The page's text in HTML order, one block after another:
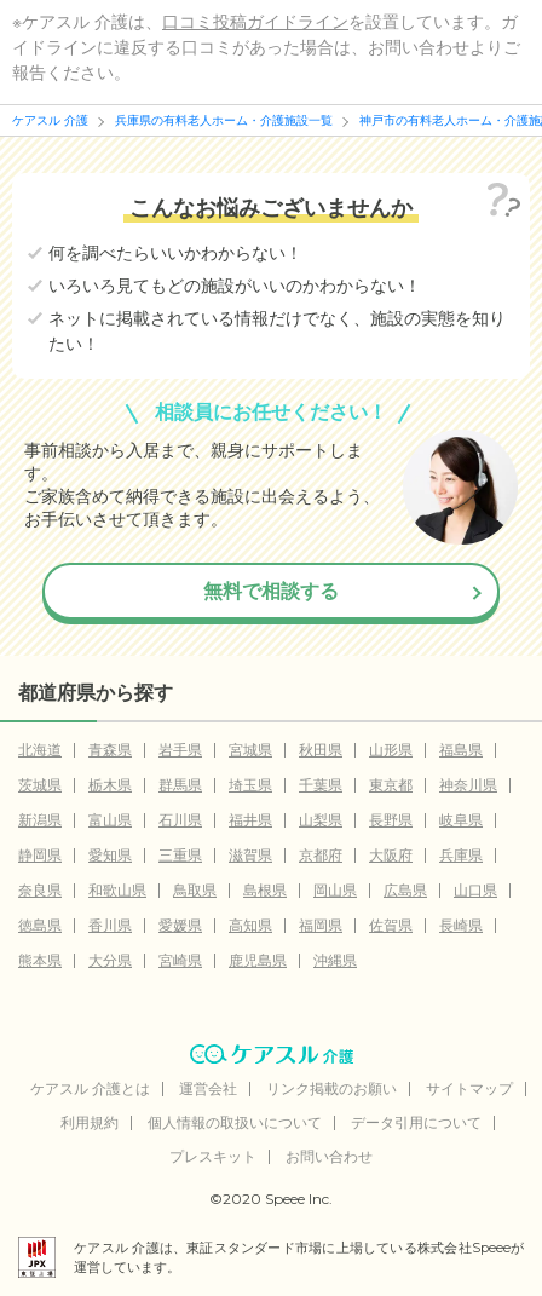
※ケアスル 介護は、 口コミ投稿ガイドラインを設置しています。ガ
イドラインに違反する口コミがあった場合は、お問い合わせよりご
報告ください。
ケアスル 介護 兵庫県の有料老人ホーム・介護施設一覧 神戸市の有料老人ホーム・介護
こんなお悩みございませんか
何を調べたらいいかわからない！
いろいろ見てもどの施設がいいのかわからない！
ネットに掲載されている情報だけでなく、施設の実態を知り
たい！
相談員にお任せください！
事前相談から入居まで、親身にサポートしま
す。
ご家族含めて納得できる施設に出会えるよう、
お手伝いさせて頂きます。
無料で相談する
都道府県から探す
北海道 青森県 岩手県 宮城県 秋田県 山形県
福島県
茨城県
栃木県 群馬県 埼玉県 千葉県 東京都
神奈川県
新潟県
富山県 石川県 福井県 山梨県 長野県
岐阜県
静岡県
愛知県 三重県 滋賀県 京都府 大阪府
兵庫県
奈良県
和歌山県 鳥取県 島根県 岡山県 広島県
山口県
徳島県
香川県 愛媛県 高知県 福岡県 佐賀県
長崎県
熊本県
大分県 宮崎県 鹿児島県 沖縄県
ケアスル 介護とは 運営会社 リンク掲載のお願い
サイトマップ
利用規約
個人情報の取扱いについて
データ引用について
プレスキット
お問い合わせ
©2020 Speee Inc.
ケアスル 介護は、東証スタンダード市場に上場している株式会社Speeeが
運営しています。